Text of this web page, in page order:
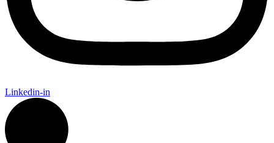
Linkedin-in